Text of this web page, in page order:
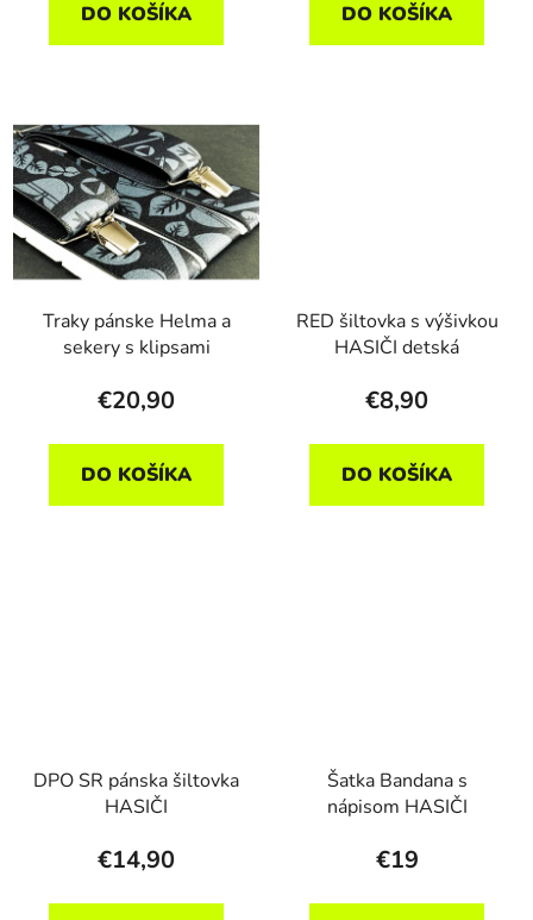
DO KOŠÍKA DO KOŠÍKA
Traky pánske Helma a
sekery s klipsami
€20,90
DO KOŠÍKA
RED šiltovka s výšivkou
HASIČI detská
€8,90
DO KOŠÍKA
DPO SR pánska šiltovka
HASIČI
€14,90
Šatka Bandana s
nápisom HASIČI
€19